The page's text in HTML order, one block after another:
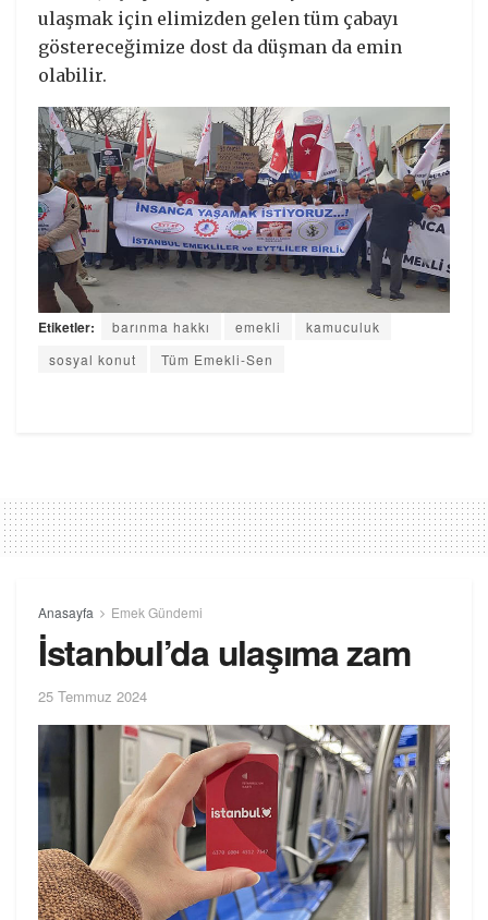
ulaşmak için elimizden gelen tüm çabayı
göstereceğimize dost da düşman da emin
olabilir.
Etiketler: barınma hakkı emekli
kamuculuk
sosyal konut
Tüm Emekli-Sen
Anasayfa Emek Gündemi
İstanbul’da ulaşıma zam
25 Temmuz 2024